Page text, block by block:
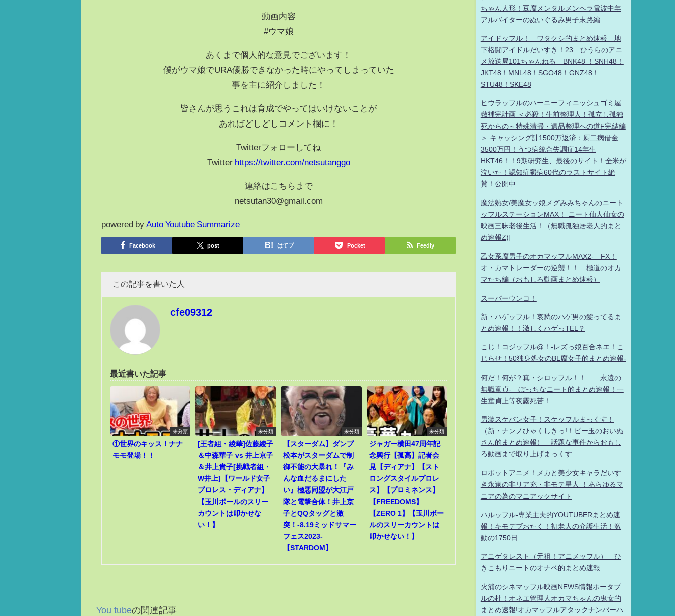
動画内容
#ウマ娘
あくまで個人的な意見でございます！
僕がウマ娘でURA優勝できなかった時にやってしまっていた
事を主に紹介しました！
皆さんが思うこれは育成でやってはいけないことが
あればどしどしコメント欄に！
Twitterフォローしてね
Twitter https://twitter.com/netsutanggo
連絡はこちらまで
netsutan30@gmail.com
powered by Auto Youtube Summarize
Facebook post はてブ Pocket Feedly
この記事を書いた人
cfe09312
最近書いた記事
未分類
①世界のキッス！ナナ
モモ登場！！
未分類
[王者組・綾華]佐藤綾子
＆中森華子 vs 井上京子
＆井上貴子[挑戦者組・
W井上]【ワールド女子
プロレス・ディアナ】
【玉川ボールのスリー
カウントは叩かせな
い！】
未分類
【スターダム】ダンプ
松本がスターダムで制
御不能の大暴れ！『み
んな血だるまにした
い』極悪同盟が大江戸
隊と電撃合体！井上京
子とQQタッグと激
突！-8.19ミッドサマー
フェス2023-
【STARDOM】
未分類
ジャガー横田47周年記
念興行【孤高】記者会
見【ディアナ】【スト
ロングスタイルプロレ
ス】【プロミネンス】
【FREEDOMS】
【ZERO 1】【玉川ボー
ルのスリーカウントは
叩かせない！】
You tubeの関連記事
ちゃん人形！豆腐メンタルメンヘラ電波中年
アルバイターのぬいぐるみ男子末路編
アイドッフル！ ワタクシ的まとめ速報 地
下格闘アイドルだいすき！23 ひうらのアニ
メ放送局101ちゃんねる BNK48 ！SNH48！
JKT48！MNL48！SGO48！GNZ48！
STU48！SKE48
ヒウラッフルのハーニーフィニッシュゴミ屋
敷補完計画 ＜必殺！生前整理人！孤立し孤独
死からの～特殊清掃・遺品整理への道F完結編
＞ キャッシング計1500万返済：厨二病借金
3500万円！うつ病統合失調症14年生
HKT46！！9期研究生、最後のサイト！全米が
泣いた！認知症鬱病60代のラストサイト絶
賛！公開中
魔法熟女/美魔女ッ娘メグみみちゃんのニート
ッフルステーションMAX！ ニート仙人仙女の
映画三昧老後生活！（無職孤独居老人的まと
め速報Z)]
乙女系腐男子のオカマッフルMAX2- FX！
オ・カマトレーダーの逆襲！！ 極道のオカ
マたち編（おもしろ動画まとめ速報）
スーパーウンコ！
新・ハゲッフル！哀愁のハゲ男の髪ってるま
とめ速報！！激しくハゲっTEL？
こじ！コジッフル@！-レズっ娘百合ネエ！こ
じらせ！50独身処女のBL腐女子的まとめ速報-
何だ！何が？真・シロッフル！！ 永遠の
無職童貞- ぼっちなニート的まとめ速報！一
生童貞上等夜露死苦！
男装スケバン女子！スケッフルまっくす！
（新・ナンノひゃくしきっ!！ビー玉のおいぬ
さん的まとめ速報） 話題な事件からおもし
ろ動画まで取り上げまっくす
ロボットアニメ！メカと美少女キャラだいす
き永遠の非リア充・非モテ星人 ！あらゆるマ
ニアの為のマニアックサイト
ハルッフル-専業主夫的YOUTUBERまとめ速
報！キモデブおたく！初老人の介護生活！激
動の1750日
アニゲタレスト（元祖！アニメッフル） ひ
きこもりニートのオナベ的まとめ速報
火浦のシネマッフル映画NEWS情報ポータブ
ルの杜！オネエ管理人オカマちゃんの鬼女的
まとめ速報!オカマッフルアタックナンバーハ